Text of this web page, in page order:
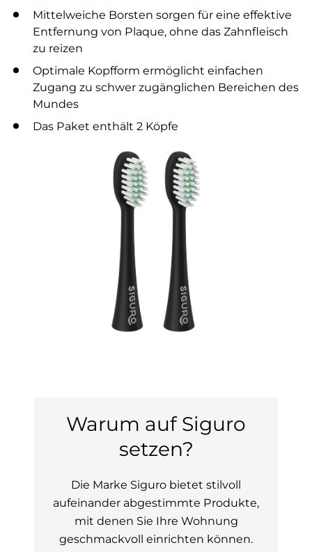
Mittelweiche Borsten sorgen für eine effektive
Entfernung von Plaque, ohne das Zahnfleisch
zu reizen
Optimale Kopfform ermöglicht einfachen
Zugang zu schwer zugänglichen Bereichen des
Mundes
Das Paket enthält 2 Köpfe
Warum auf Siguro
setzen?
Die Marke Siguro bietet stilvoll
aufeinander abgestimmte Produkte,
mit denen Sie Ihre Wohnung
geschmackvoll einrichten können.